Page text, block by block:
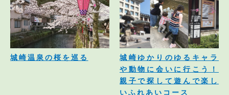
城崎温泉の桜を巡る
城崎ゆかりのゆるキャラ
や動物に会いに行こう！
親子で探して遊んで楽し
いふれあいコース